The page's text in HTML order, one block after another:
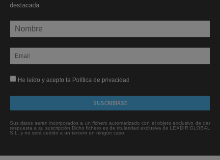
destacada.
He leído y acepto la Política de privacidad
Sus datos serán incorporados a un fichero automatizado con el objeto exclusivo de dar
respuesta a su suscripción Dicho fichero es de titularidad exclusiva de LEXDIR GLOBAL
S.L. y no será cedido a un tercero en ningún caso.